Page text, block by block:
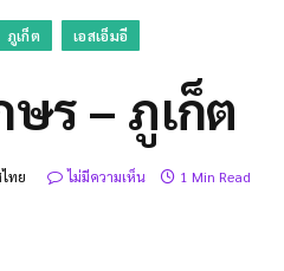
ภูเก็ต เอสเอ็มอี
ร – ภูเก็ต
ทย ไม่มีความเห็น 1 Min Read